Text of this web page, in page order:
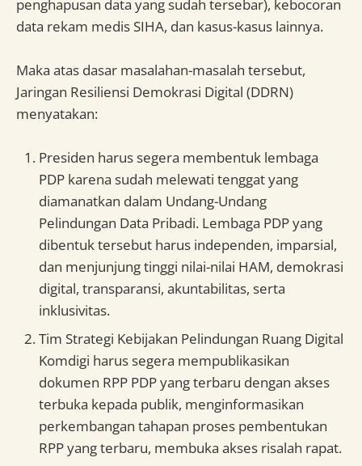
penghapusan data yang sudah tersebar), kebocoran
data rekam medis SIHA, dan kasus-kasus lainnya.
Maka atas dasar masalahan-masalah tersebut,
Jaringan Resiliensi Demokrasi Digital (DDRN)
menyatakan:
Presiden harus segera membentuk lembaga
PDP karena sudah melewati tenggat yang
diamanatkan dalam Undang-Undang
Pelindungan Data Pribadi. Lembaga PDP yang
dibentuk tersebut harus independen, imparsial,
dan menjunjung tinggi nilai-nilai HAM, demokrasi
digital, transparansi, akuntabilitas, serta
inklusivitas.
Tim Strategi Kebijakan Pelindungan Ruang Digital
Komdigi harus segera mempublikasikan
dokumen RPP PDP yang terbaru dengan akses
terbuka kepada publik, menginformasikan
perkembangan tahapan proses pembentukan
RPP yang terbaru, membuka akses risalah rapat.